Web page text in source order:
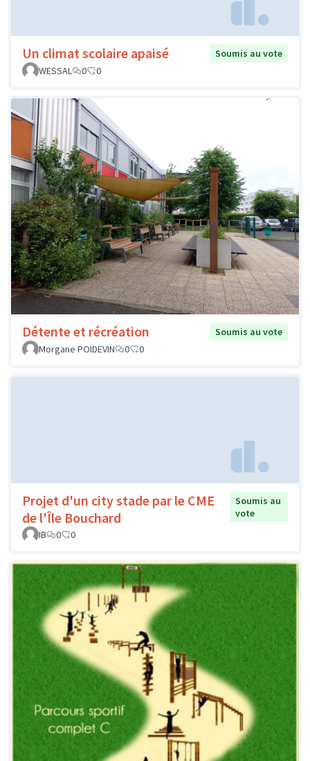
Un climat scolaire apaisé
Soumis au vote
WESSAL
0 0
Détente et récréation
Soumis au vote
Morgane POIDEVIN
0 0
Projet d'un city stade par le CME
de l'Île Bouchard
Soumis au
vote
IB
0 0